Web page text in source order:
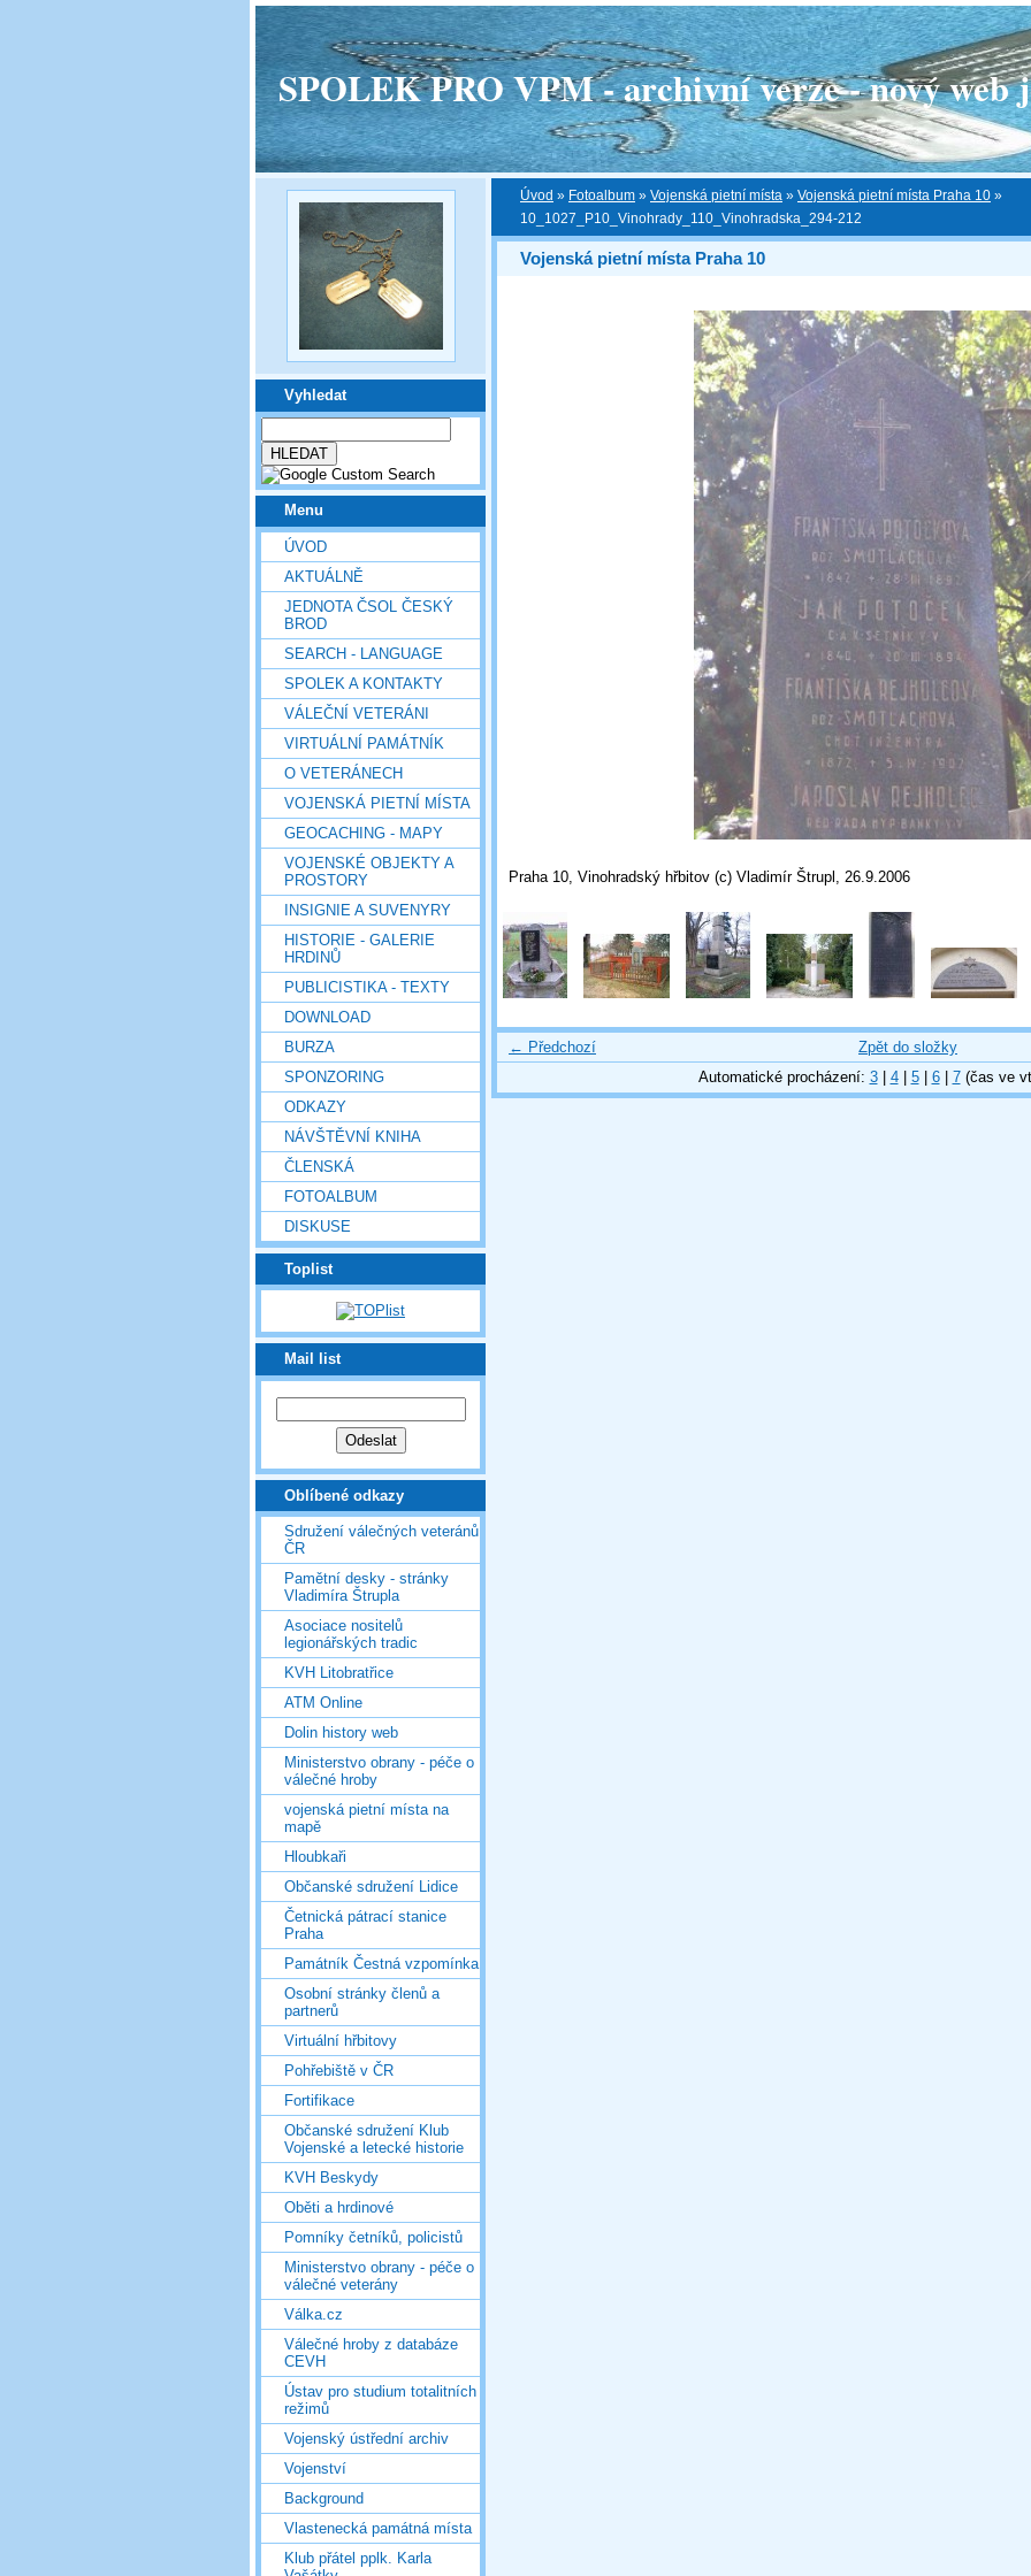
SPOLEK PRO VPM - archivní verze - nový web
Vyhledat
Menu
ÚVOD
AKTUÁLNĚ
JEDNOTA ČSOL ČESKÝ
BROD
SEARCH - LANGUAGE
SPOLEK A KONTAKTY
VÁLEČNÍ VETERÁNI
VIRTUÁLNÍ PAMÁTNÍK
O VETERÁNECH
VOJENSKÁ PIETNÍ MÍSTA
GEOCACHING - MAPY
VOJENSKÉ OBJEKTY A
PROSTORY
INSIGNIE A SUVENYRY
HISTORIE - GALERIE
HRDINŮ
PUBLICISTIKA - TEXTY
DOWNLOAD
BURZA
SPONZORING
ODKAZY
NÁVŠTĚVNÍ KNIHA
ČLENSKÁ
FOTOALBUM
DISKUSE
Toplist
Mail list
Oblíbené odkazy
Sdružení válečných veteránů
ČR
Pamětní desky - stránky
Vladimíra Štrupla
Asociace nositelů
legionářských tradic
KVH Litobratřice
ATM Online
Dolin history web
Ministerstvo obrany - péče o
válečné hroby
vojenská pietní místa na
mapě
Hloubkaři
Občanské sdružení Lidice
Četnická pátrací stanice
Praha
Památník Čestná vzpomínka
Osobní stránky členů a
partnerů
Virtuální hřbitovy
Pohřebiště v ČR
Fortifikace
Občanské sdružení Klub
Vojenské a letecké historie
KVH Beskydy
Oběti a hrdinové
Pomníky četníků, policistů
Ministerstvo obrany - péče o
válečné veterány
Válka.cz
Válečné hroby z databáze
CEVH
Ústav pro studium totalitních
režimů
Vojenský ústřední archiv
Vojenství
Background
Vlastenecká památná místa
Klub přátel pplk. Karla
Úvod » Fotoalbum » Vojenská pietní místa » Vojenská pietní místa Praha 10 »
10_1027_P10_Vinohrady_110_Vinohradska_294-212
Vojenská pietní místa Praha 10
Praha 10, Vinohradský hřbitov (c) Vladimír Štrupl, 26.9.2006
← Předchozí
Zpět do složky
Automatické procházení: 3| 4| 5| 6| 7(čas ve